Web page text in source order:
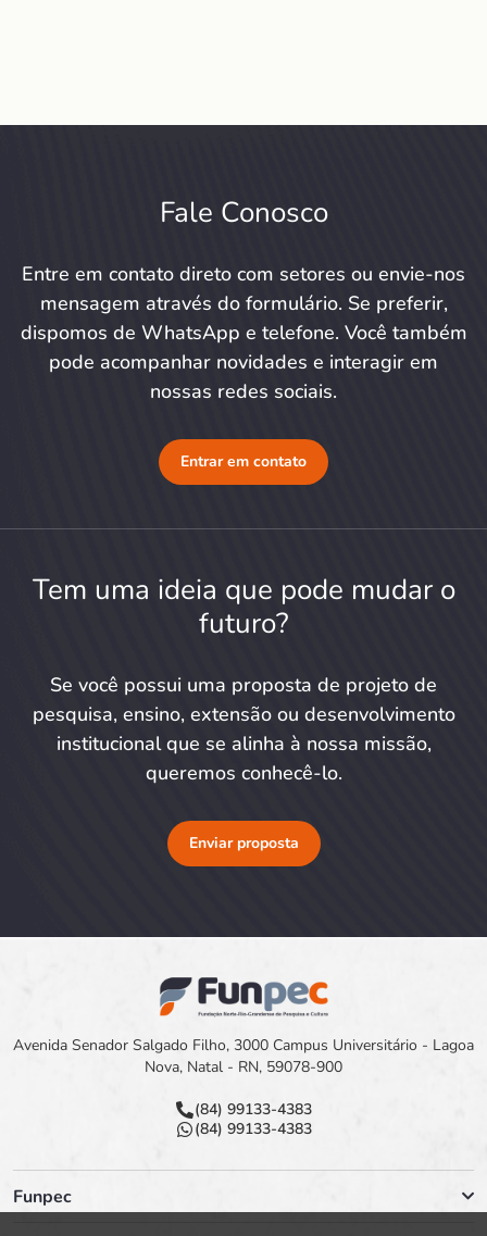
Fale Conosco
Entre em contato direto com setores ou envie-nos
mensagem através do formulário. Se preferir,
dispomos de WhatsApp e telefone. Você também
pode acompanhar novidades e interagir em
nossas redes sociais.
Entrar em contato
Tem uma ideia que pode mudar o
futuro?
Se você possui uma proposta de projeto de
pesquisa, ensino, extensão ou desenvolvimento
institucional que se alinha à nossa missão,
queremos conhecê-lo.
Enviar proposta
Avenida Senador Salgado Filho, 3000 Campus Universitário - Lagoa
Nova, Natal - RN, 59078-900
(84) 99133-4383
(84) 99133-4383
Funpec